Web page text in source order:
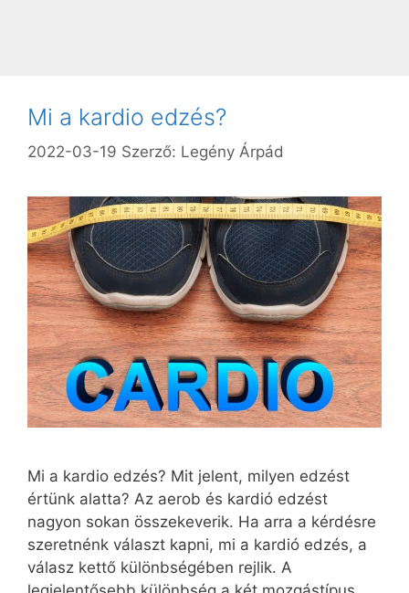
Mi a kardio edzés?
2022-03-19 Szerző: Legény Árpád
Mi a kardio edzés? Mit jelent, milyen edzést
értünk alatta? Az aerob és kardió edzést
nagyon sokan összekeverik. Ha arra a kérdésre
szeretnénk választ kapni, mi a kardió edzés, a
válasz kettő különbségében rejlik. A